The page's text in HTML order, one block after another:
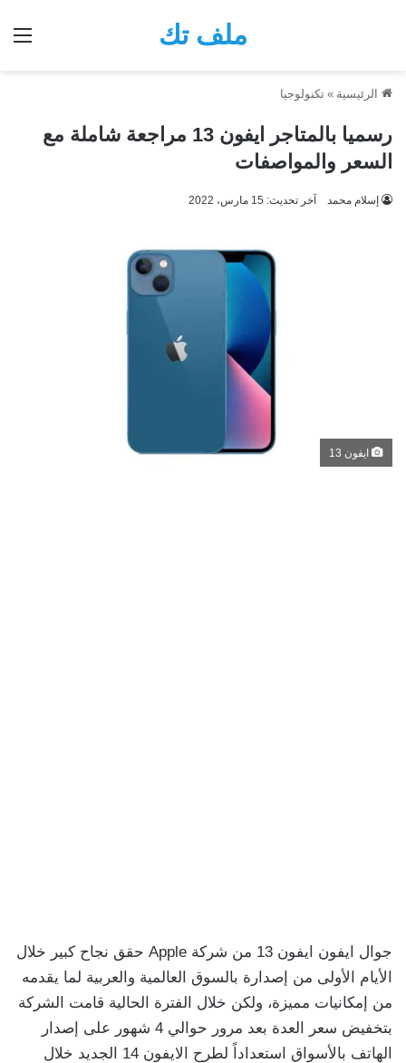
ملف تك
الرئيسية » تكنولوجيا
رسميا بالمتاجر ايفون 13 مراجعة شاملة مع
السعر والمواصفات
إسلام محمد آخر تحديث: 15 مارس، 2022
ايفون 13
جوال ايفون ايفون 13 من شركة Apple حقق نجاح كبير خلال
الأيام الأولى من إصدارة بالسوق العالمية والعربية لما يقدمه
من إمكانيات مميزة، ولكن خلال الفترة الحالية قامت الشركة
بتخفيض سعر العدة بعد مرور حوالي 4 شهور على إصدار
الهاتف بالأسواق استعداداً لطرح الايفون 14 الجديد خلال